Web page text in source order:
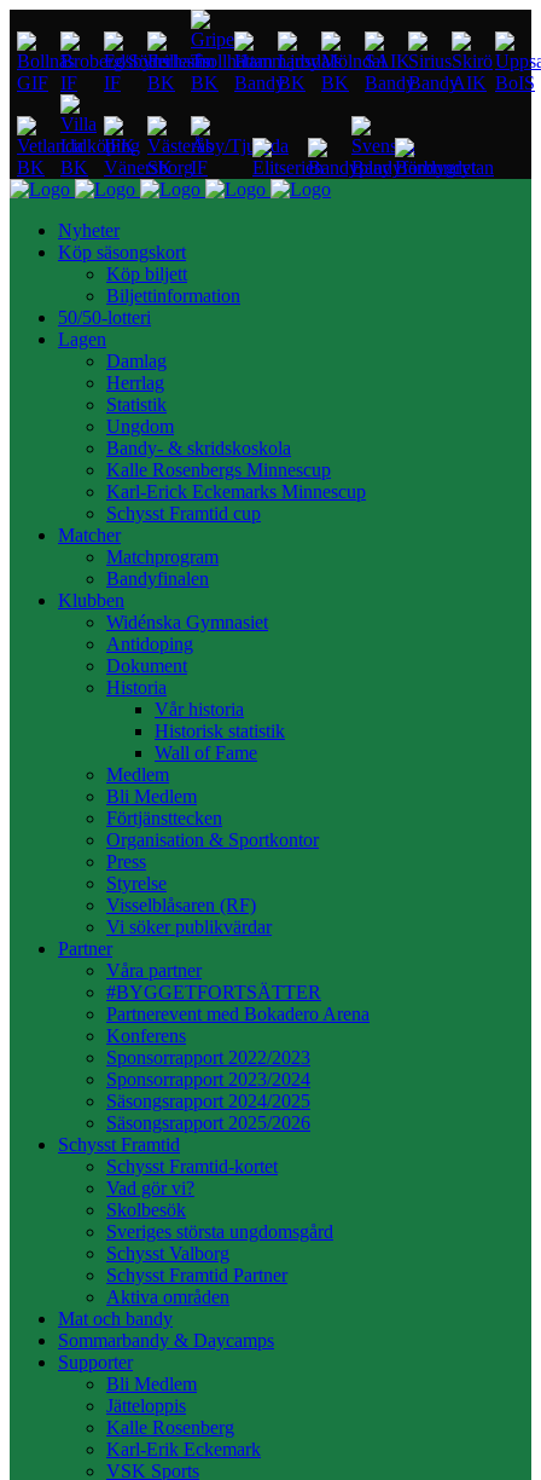
Nyheter
Köp säsongskort
Köp biljett
Biljettinformation
50/50-lotteri
Lagen
Damlag
Herrlag
Statistik
Ungdom
Bandy- & skridskoskola
Kalle Rosenbergs Minnescup
Karl-Erick Eckemarks Minnescup
Schysst Framtid cup
Matcher
Matchprogram
Bandyfinalen
Klubben
Widénska Gymnasiet
Antidoping
Dokument
Historia
Vår historia
Historisk statistik
Wall of Fame
Medlem
Bli Medlem
Förtjänsttecken
Organisation & Sportkontor
Press
Styrelse
Visselblåsaren (RF)
Vi söker publikvärdar
Partner
Våra partner
#BYGGETFORTSÄTTER
Partnerevent med Bokadero Arena
Konferens
Sponsorrapport 2022/2023
Sponsorrapport 2023/2024
Säsongsrapport 2024/2025
Säsongsrapport 2025/2026
Schysst Framtid
Schysst Framtid-kortet
Vad gör vi?
Skolbesök
Sveriges största ungdomsgård
Schysst Valborg
Schysst Framtid Partner
Aktiva områden
Mat och bandy
Sommarbandy & Daycamps
Supporter
Bli Medlem
Jätteloppis
Kalle Rosenberg
Karl-Erik Eckemark
VSK Sports